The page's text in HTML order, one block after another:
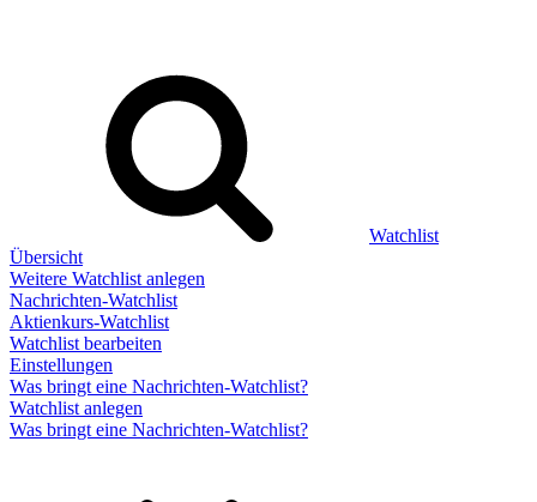
Watchlist
Übersicht
Weitere Watchlist anlegen
Nachrichten-Watchlist
Aktienkurs-Watchlist
Watchlist bearbeiten
Einstellungen
Was bringt eine Nachrichten-Watchlist?
Watchlist anlegen
Was bringt eine Nachrichten-Watchlist?